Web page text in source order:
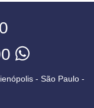
- São Paulo -